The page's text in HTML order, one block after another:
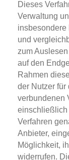
Dieses
Verwaltung
insbesondere
und
zum
auf den
Rahmen
der Nutzer
verbundenen
einschließlich
Verfahren
Anbieter,
Möglichkeit,
widerrufen.